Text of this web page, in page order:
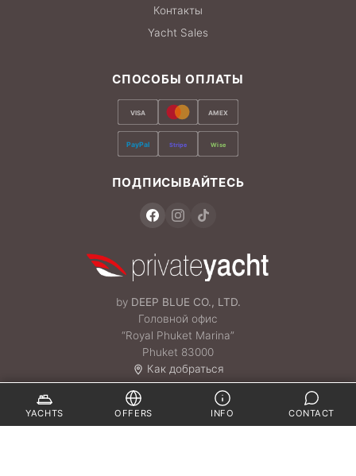
Контакты
Yacht Sales
СПОСОБЫ ОПЛАТЫ
VISA AMEX
PayPal Stripe Wise
ПОДПИСЫВАЙТЕСЬ
by DEEP BLUE CO., LTD.
Головной офис
“Royal Phuket Marina”
Phuket 83000
Как добраться
(только по записи)
YACHTS OFFERS INFO CONTACT